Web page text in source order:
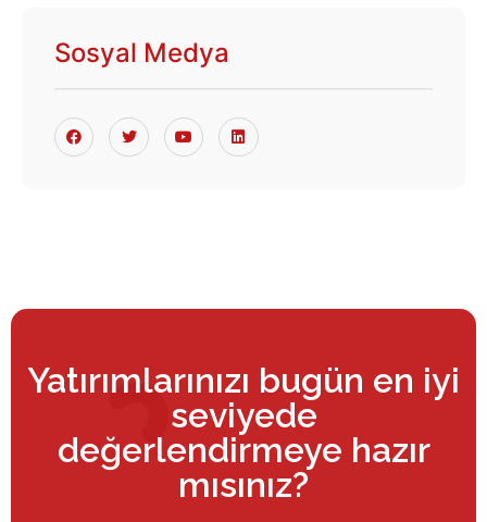
Sosyal Medya
Yatırımlarınızı bugün en iyi
seviyede
değerlendirmeye hazır
mısınız?